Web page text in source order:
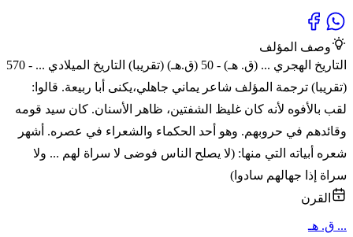
وصف المؤلف
التاريخ الهجري ... (ق. هـ) - 50 (ق.هـ) (تقريبا) التاريخ الميلادي ... - 570
(تقريبا) ترجمة المؤلف شاعر يماني جاهلي،يكنى أبا ربيعة. قالوا:
لقب بالأفوه لأنه كان غليظ الشفتين، ظاهر الأسنان. كان سيد قومه
وقائدهم في حروبهم. وهو أحد الحكماء والشعراء في عصره. أشهر
شعره أبياته التي منها: (لا يصلح الناس فوضى لا سراة لهم ... ولا
سراة إذا جهالهم سادوا)
القرن
... ق. هـ